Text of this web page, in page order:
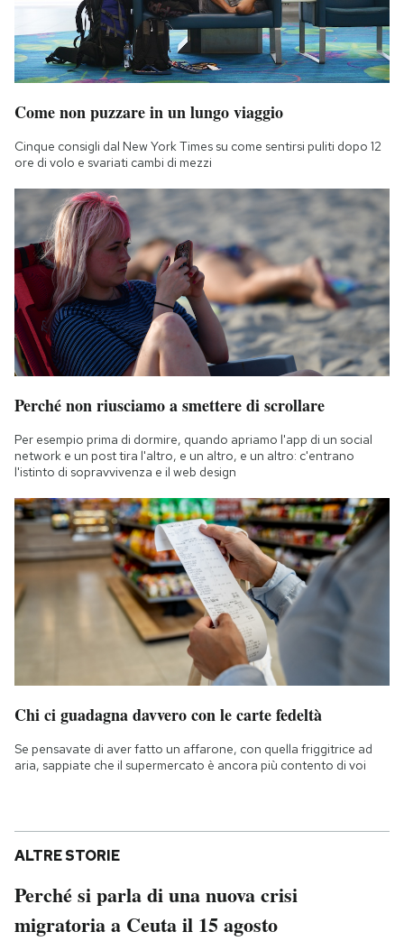
Come non puzzare in un lungo viaggio
Cinque consigli dal New York Times su come sentirsi puliti dopo 12
ore di volo e svariati cambi di mezzi
Perché non riusciamo a smettere di scrollare
Per esempio prima di dormire, quando apriamo l'app di un social
network e un post tira l'altro, e un altro, e un altro: c'entrano
l'istinto di sopravvivenza e il web design
Chi ci guadagna davvero con le carte fedeltà
Se pensavate di aver fatto un affarone, con quella friggitrice ad
aria, sappiate che il supermercato è ancora più contento di voi
ALTRE STORIE
Perché si parla di una nuova crisi
migratoria a Ceuta il 15 agosto